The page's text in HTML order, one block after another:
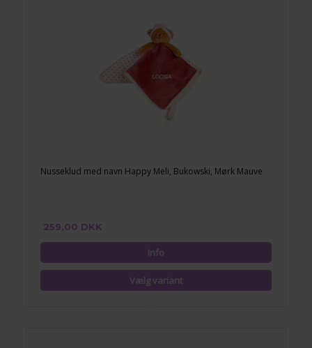
Nusseklud med navn Happy Meli, Bukowski, Mørk Mauve
259,00 DKK